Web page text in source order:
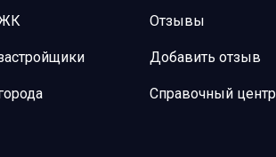
Отзывы
Добавить отзыв
Справочный центр